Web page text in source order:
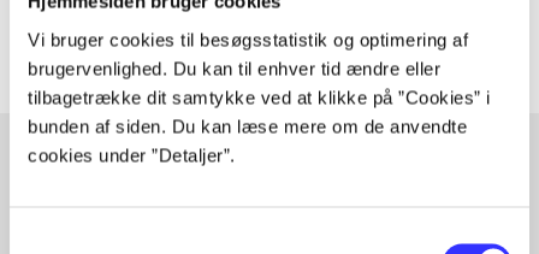
Vi bruger cookies til besøgsstatistik og optimering af
brugervenlighed. Du kan til enhver tid ændre eller
tilbagetrække dit samtykke ved at klikke på ”Cookies” i
bunden af siden. Du kan læse mere om de anvendte
cookies under ”Detaljer”.